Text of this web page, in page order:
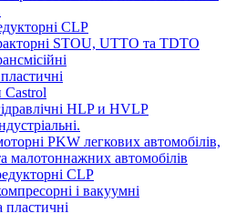
CLP
STOU, UTTO та TDTO
Castrol
HLP и HVLP
PKW легкових автомобілів,
малотоннажних автомобілів
CLP
і вакуумні
пластичні